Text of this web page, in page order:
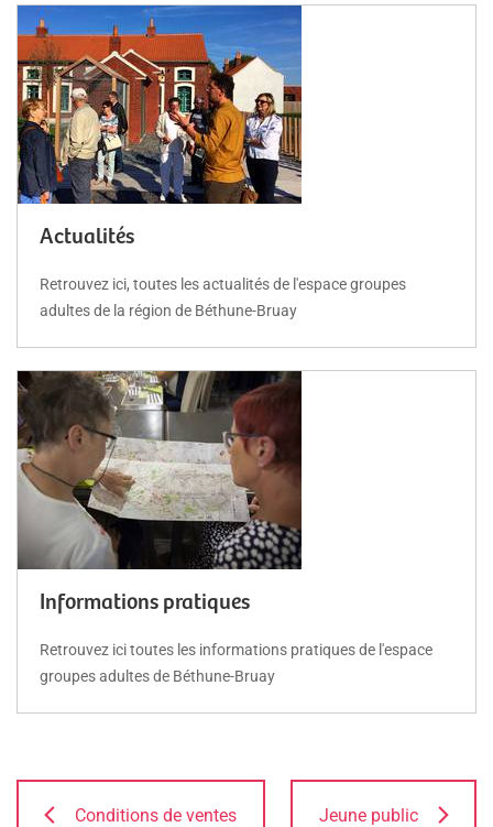
Actualités
Retrouvez ici, toutes les actualités de l'espace groupes
adultes de la région de Béthune-Bruay
Informations pratiques
Retrouvez ici toutes les informations pratiques de l'espace
groupes adultes de Béthune-Bruay
Conditions de ventes Jeune public